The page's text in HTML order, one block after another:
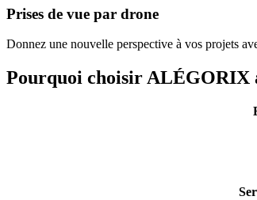
Prises de vue par drone
Donnez une nouvelle perspective à vos projets
Pourquoi choisir ALÉGORIX